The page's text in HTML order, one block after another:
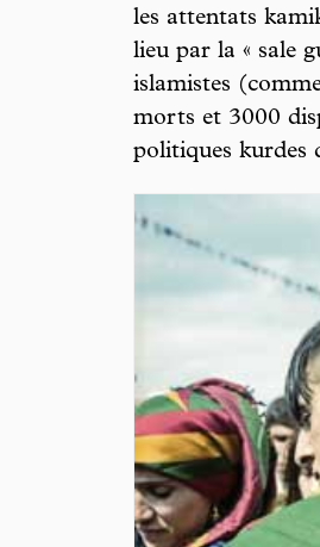
les attentats
lieu par la « sale
islamistes
morts et 3000
politiques kurdes